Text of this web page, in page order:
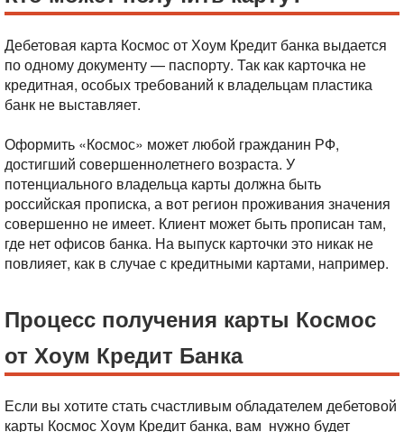
Дебетовая карта Космос от Хоум Кредит банка выдается
по одному документу — паспорту. Так как карточка не
кредитная, особых требований к владельцам пластика
банк не выставляет.
Оформить «Космос» может любой гражданин РФ,
достигший совершеннолетнего возраста. У
потенциального владельца карты должна быть
российская прописка, а вот регион проживания значения
совершенно не имеет. Клиент может быть прописан там,
где нет офисов банка. На выпуск карточки это никак не
повлияет, как в случае с кредитными картами, например.
Процесс получения карты Космос
от Хоум Кредит Банка
Если вы хотите стать счастливым обладателем дебетовой
карты Космос Хоум Кредит банка, вам нужно будет